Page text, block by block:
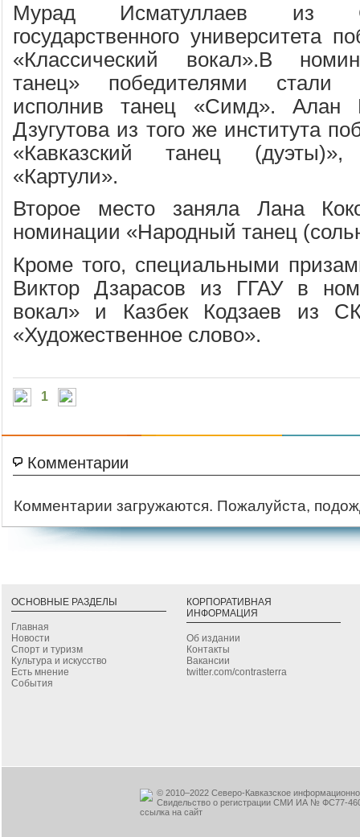
Мурад Исматуллаев из
государственного университета
«Классический вокал».В
танец» победителями стали
исполнив танец «Симд».
Дзугутова из того же института
«Кавказский танец
«Картули».
Второе место заняла Лана
номинации «Народный танец
Кроме того, специальными
Виктор Дзарасов из ГГАУ в
вокал» и Казбек Кодзаев из
«Художественное слово».
1
Комментарии
Комментарии загружаются. Пожалуйста,
ОСНОВНЫЕ РАЗДЕЛЫ
Главная
Новости
Спорт и туризм
Культура и искусство
Есть мнение
События
КОРПОРАТИВНАЯ
ИНФОРМАЦИЯ
Об издании
Контакты
Вакансии
twitter.com/contrasterra
© 2010–2022 Северо-Кавказское
Свидельство о регистрации СМИ ИА № ФС77-
ссылка на сайт